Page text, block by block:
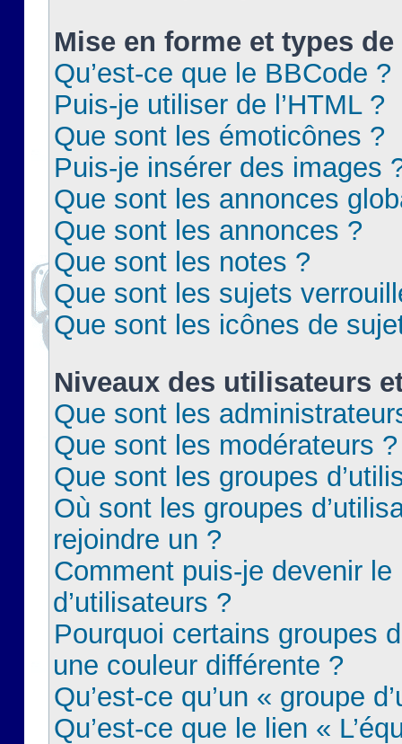
Mise en forme et types
Qu’est-ce que le BBCode ?
Puis-je utiliser de l’HTML ?
Que sont les émoticônes ?
Puis-je insérer des images
Que sont les annonces
Que sont les annonces ?
Que sont les notes ?
Que sont les sujets
Que sont les icônes de
Niveaux des utilisateurs
Que sont les
Que sont les modérateurs ?
Que sont les groupes
Où sont les groupes
rejoindre un ?
Comment puis-je devenir le
d’utilisateurs ?
Pourquoi certains groupes
une couleur différente ?
Qu’est-ce qu’un « groupe
Qu’est-ce que le lien «